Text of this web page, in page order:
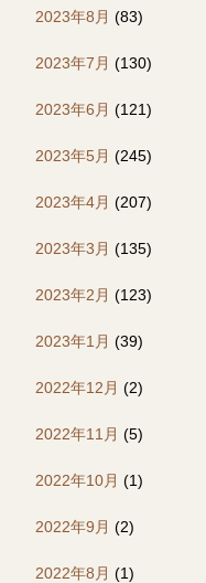
2023年8月 (83)
2023年7月 (130)
2023年6月 (121)
2023年5月 (245)
2023年4月 (207)
2023年3月 (135)
2023年2月 (123)
2023年1月 (39)
2022年12月 (2)
2022年11月 (5)
2022年10月 (1)
2022年9月 (2)
2022年8月 (1)